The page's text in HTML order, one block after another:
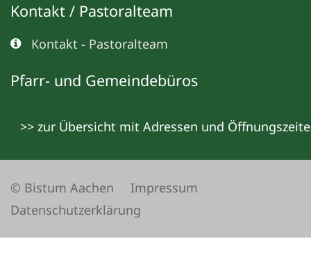
Kontakt / Pastoralteam
Kontakt - Pastoralteam
Pfarr- und Gemeindebüros
>> zur Übersicht mit Adressen und
© Bistum Aachen
Impressum
Datenschutzerklärung